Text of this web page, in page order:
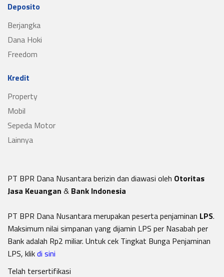
Deposito
Berjangka
Dana Hoki
Freedom
Kredit
Property
Mobil
Sepeda Motor
Lainnya
PT BPR Dana Nusantara berizin dan diawasi oleh Otoritas
Jasa Keuangan & Bank Indonesia
PT BPR Dana Nusantara merupakan peserta penjaminan LPS.
Maksimum nilai simpanan yang dijamin LPS per Nasabah per
Bank adalah Rp2 miliar. Untuk cek Tingkat Bunga Penjaminan
LPS, klikdi sini
Telah tersertifikasi